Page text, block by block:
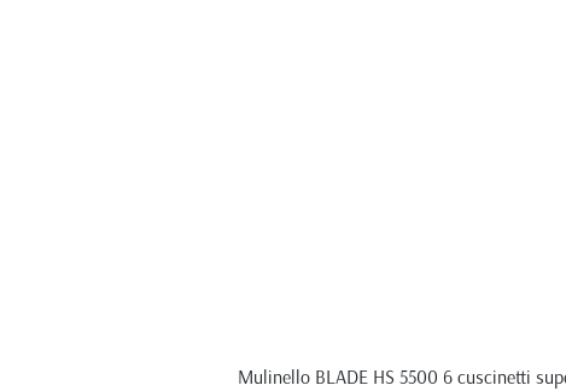
Mulinello BLADE HS 5500 6 cuscinetti